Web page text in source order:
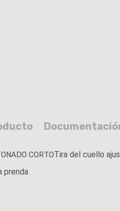
CORTOTira del cuello
prenda